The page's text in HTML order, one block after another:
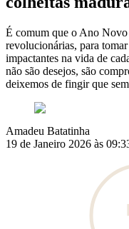
É comum que o Ano Novo
revolucionárias, para
impactantes na vida de
não são desejos, são
deixemos de fingir que
Amadeu Batatinha
19 de Janeiro 2026 às